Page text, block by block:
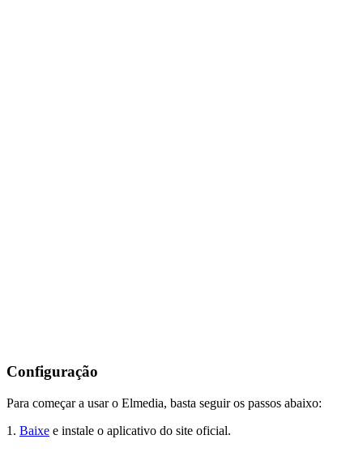
Configuração
Para começar a usar o Elmedia, basta seguir os passos abaixo:
1. Baixe e instale o aplicativo do site oficial.